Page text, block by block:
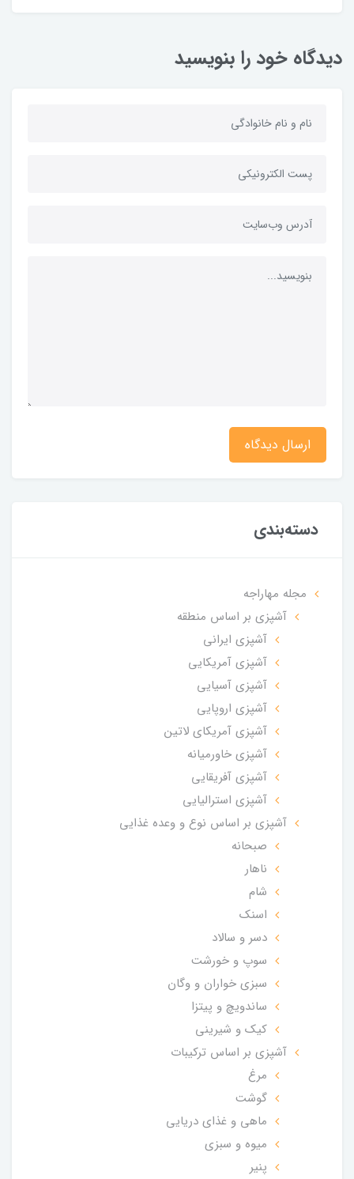
دیدگاه خود را بنویسید
ارسال دیدگاه
دسته‌بندی
مجله مهاراجه
آشپزی بر اساس منطقه
آشپزی ایرانی
آشپزی آمریکایی
آشپزی آسیایی
آشپزی اروپایی
آشپزی آمریکای لاتین
آشپزی خاورمیانه
آشپزی آفریقایی
آشپزی استرالیایی
آشپزی بر اساس نوع و وعده غذایی
صبحانه
ناهار
شام
اسنک
دسر و سالاد
سوپ و خورشت
سبزی خواران و وگان
ساندویچ و پیتزا
کیک و شیرینی
آشپزی بر اساس ترکیبات
مرغ
گوشت
ماهی و غذای دریایی
میوه و سبزی
پنیر